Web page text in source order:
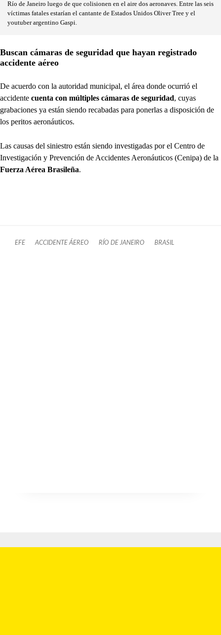
Río de Janeiro luego de que colisionen en el aire dos aeronaves. Entre las seis
víctimas fatales estarían el cantante de Estados Unidos Oliver Tree y el
youtuber argentino Gaspi.
Buscan cámaras de seguridad que hayan registrado
accidente aéreo
De acuerdo con la autoridad municipal, el área donde ocurrió el
accidente cuenta con múltiples cámaras de seguridad, cuyas
grabaciones ya están siendo recabadas para ponerlas a disposición de
los peritos aeronáuticos.
Las causas del siniestro están siendo investigadas por el Centro de
Investigación y Prevención de Accidentes Aeronáuticos (Cenipa) de la
Fuerza Aérea Brasileña.
EFE ACCIDENTE ÁEREO RÍO DE JANEIRO BRASIL